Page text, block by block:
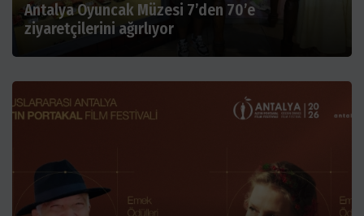
Antalya Oyuncak Müzesi 7’den 70’e
ziyaretçilerini ağırlıyor